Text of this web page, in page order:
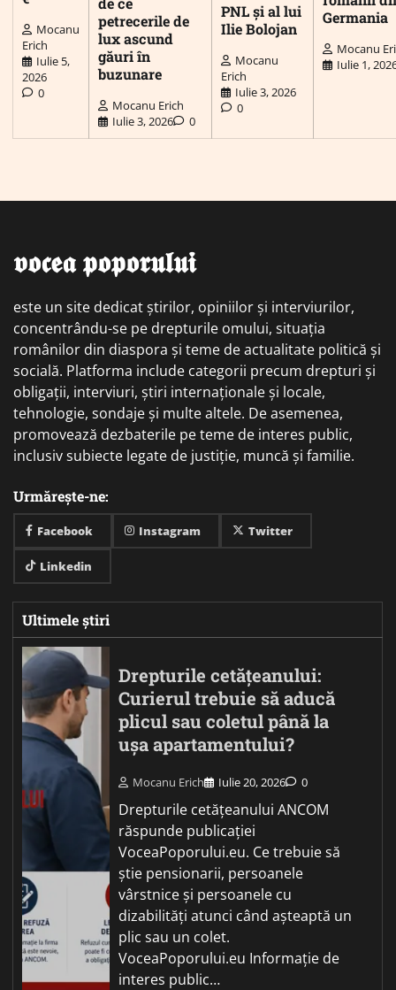
Mocanu
Erich
Iulie 5,
2026
0
petrecerile de
lux ascund
găuri în
buzunare
Mocanu Erich
Iulie 3, 2026
0
PNL și al lui
Ilie Bolojan
Mocanu
Erich
Iulie 3, 2026
0
Germania
Mocanu
Iulie 1,
𝖛𝖔𝖈𝖊𝖆 𝖕𝖔𝖕𝖔𝖗𝖚𝖑𝖚𝖎
este un site dedicat știrilor, opiniilor și interviurilor,
concentrându-se pe drepturile omului, situația
românilor din diaspora și teme de actualitate politică și
socială. Platforma include categorii precum drepturi și
obligații, interviuri, știri internaționale și locale,
tehnologie, sondaje și multe altele. De asemenea,
promovează dezbaterile pe teme de interes public,
inclusiv subiecte legate de justiție, muncă și familie.
Urmărește-ne:
Facebook Instagram Twitter
Linkedin
Ultimele știri
Drepturile cetățeanului:
Curierul trebuie să aducă
plicul sau coletul până la
ușa apartamentului?
Mocanu Erich Iulie 20, 2026 0
Drepturile cetățeanului ANCOM
răspunde publicației
VoceaPoporului.eu. Ce trebuie să
știe pensionarii, persoanele
vârstnice și persoanele cu
dizabilități atunci când așteaptă un
plic sau un colet.
VoceaPoporului.eu Informație de
interes public…